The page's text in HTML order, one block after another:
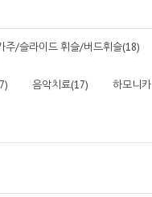
주/슬라이드 휘슬/버드휘슬(18)
음악치료(17) 하모니카